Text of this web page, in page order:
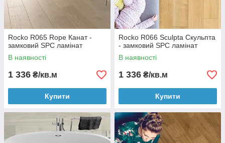
Rocko R065 Rope Канат -
замковий SPC ламінат
В наявності
1 336 ₴/кв.м
Купити
Rocko R066 Sculpta Скульпта
- замковий SPC ламінат
В наявності
1 336 ₴/кв.м
Купити